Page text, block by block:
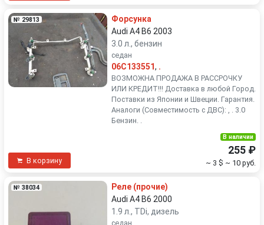
№ 29813
Форсунка
Audi A4 B6 2003
3.0 л., бензин
седан
06C133551, .
ВОЗМОЖНА ПРОДАЖА В РАССРОЧКУ
ИЛИ КРЕДИТ!!! Доставка в любой Город.
Поставки из Японии и Швеции. Гарантия.
Аналоги (Совместимость с ДВС): , . 3.0
Бензин. .
В корзину
В наличии
255 ₽
~ 3 $ ~ 10 руб.
№ 38034
Реле (прочие)
Audi A4 B6 2000
1.9 л., TDi, дизель
седан